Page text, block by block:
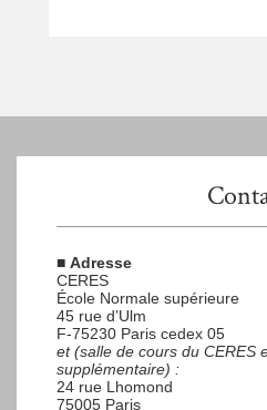
■ Adresse
CERES
École Normale supérieure
45 rue d’Ulm
F-75230 Paris cedex 05
et (salle de cours du CERES
supplémentaire) :
24 rue Lhomond
75005 Paris